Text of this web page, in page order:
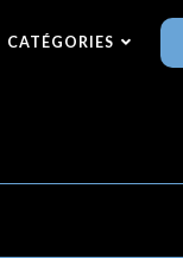
CATÉGORIES